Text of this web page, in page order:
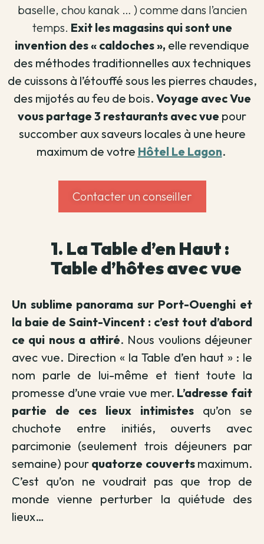
baselle, chou kanak … ) comme dans l’ancien
temps. Exit les magasins qui sont une
invention des « caldoches », elle revendique
des méthodes traditionnelles aux techniques
de cuissons à l’étouffé sous les pierres chaudes,
des mijotés au feu de bois. Voyage avec Vue
vous partage 3 restaurants avec vue pour
succomber aux saveurs locales à une heure
maximum de votre Hôtel Le Lagon.
Contacter un conseiller
1. La Table d’en Haut :
Table d’hôtes avec vue
Un sublime panorama sur Port-Ouenghi et
la baie de Saint-Vincent : c’est tout d’abord
ce qui nous a attiré. Nous voulions déjeuner
avec vue. Direction « la Table d’en haut » : le
nom parle de lui-même et tient toute la
promesse d’une vraie vue mer. L’adresse fait
partie de ces lieux intimistes qu’on se
chuchote entre initiés, ouverts avec
parcimonie (seulement trois déjeuners par
semaine) pourquatorze couvertsmaximum.
C’est qu’on ne voudrait pas que trop de
monde vienne perturber la quiétude des
lieux…